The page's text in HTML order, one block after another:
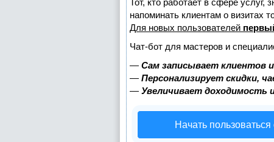
Тот, кто работает в сфере услуг,
напоминать клиентам о
Для новых пользователей
Чат-бот для мастеров и
— Сам записывает клиентов
— Персонализирует скидки,
— Увеличивает доходимость
Начать